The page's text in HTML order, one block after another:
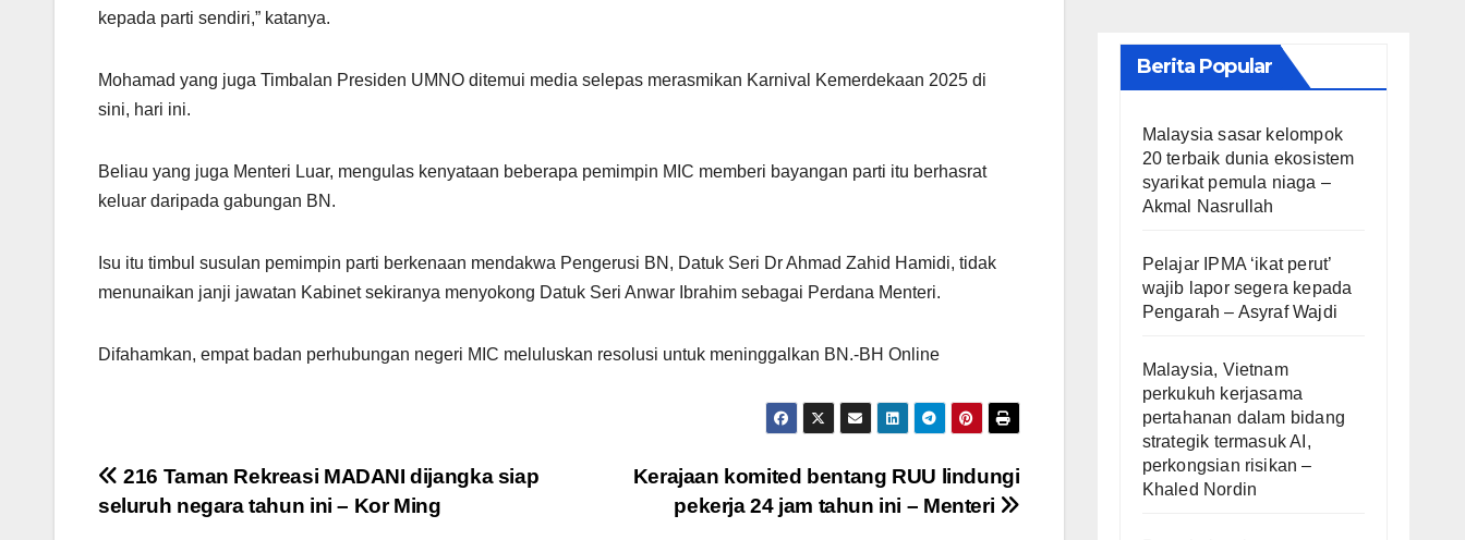
kepada parti sendiri,” katanya.
Mohamad yang juga Timbalan Presiden UMNO ditemui media selepas merasmikan Karnival Kemerdekaan 2025 di
sini, hari ini.
Beliau yang juga Menteri Luar, mengulas kenyataan beberapa pemimpin MIC memberi bayangan parti itu berhasrat
keluar daripada gabungan BN.
Isu itu timbul susulan pemimpin parti berkenaan mendakwa Pengerusi BN, Datuk Seri Dr Ahmad Zahid Hamidi, tidak
menunaikan janji jawatan Kabinet sekiranya menyokong Datuk Seri Anwar Ibrahim sebagai Perdana Menteri.
Difahamkan, empat badan perhubungan negeri MIC meluluskan resolusi untuk meninggalkan BN.-BH Online
Post
navigation
Kerajaan komited bentang RUU lindungi
pekerja 24 jam tahun ini – Menteri
216 Taman Rekreasi MADANI dijangka siap
seluruh negara tahun ini – Kor Ming
Berita Popular
Malaysia sasar kelompok
20 terbaik dunia ekosistem
syarikat pemula niaga –
Akmal Nasrullah
Pelajar IPMA ‘ikat perut’
wajib lapor segera kepada
Pengarah – Asyraf Wajdi
Malaysia, Vietnam
perkukuh kerjasama
pertahanan dalam bidang
strategik termasuk AI,
perkongsian risikan –
Khaled Nordin